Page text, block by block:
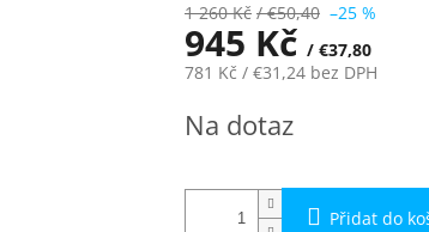
1 260 Kč / €50,40 –25 %
945 Kč / €37,80
781 Kč / €31,24 bez DPH
cena:
Na dotaz
Přidat do